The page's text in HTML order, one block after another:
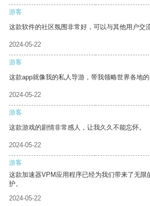
游客
这款软件的社区氛围非常好，可以与其他用户交
2024-05-22
游客
这款app就像我的私人导游，带我领略世界各地的
2024-05-22
游客
这款游戏的剧情非常感人，让我久久不能忘怀。
2024-05-22
游客
这款加速器VPM应用程序已经为我们带来了无限
护。
2024-05-22